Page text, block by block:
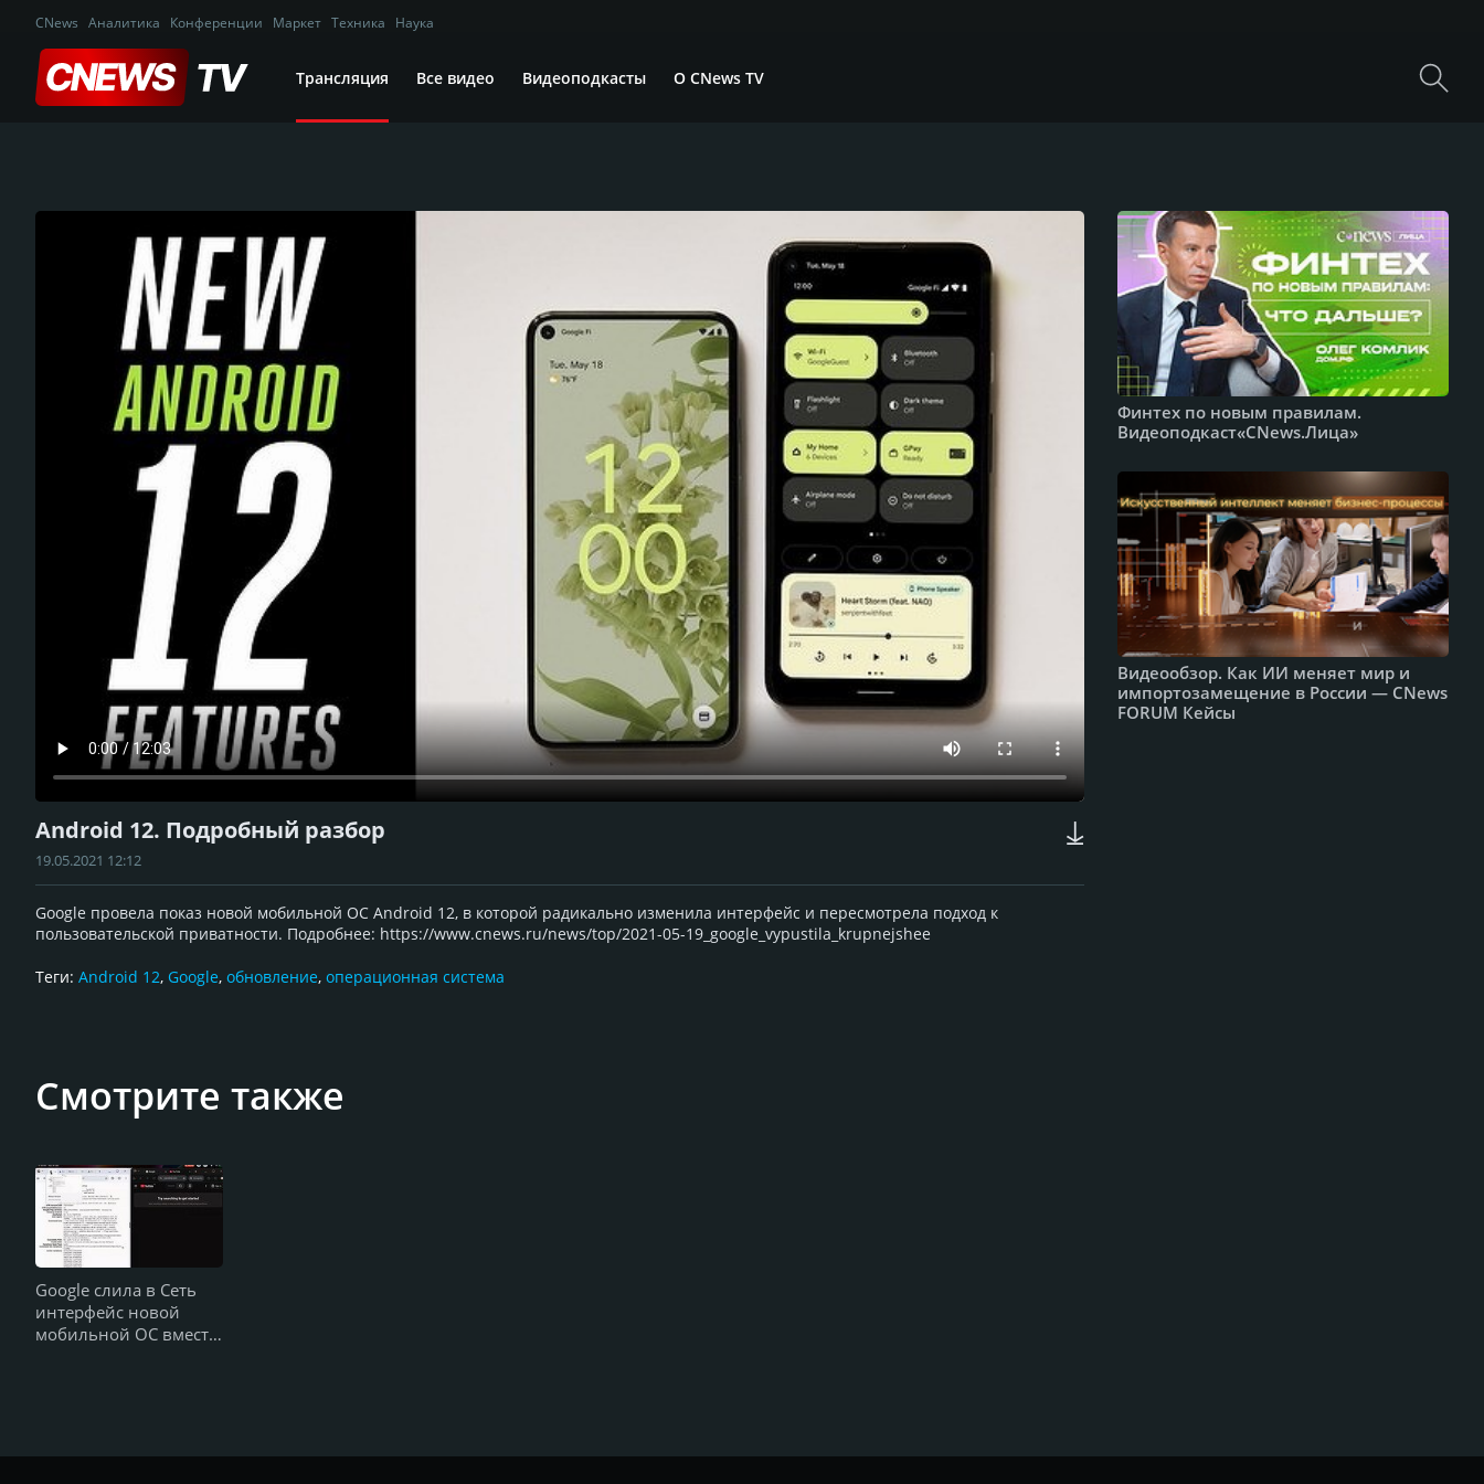
CNews Аналитика Конференции Маркет Техника Наука
Трансляция Все видео Видеоподкасты О CNews TV
Android 12. Подробный разбор
19.05.2021 12:12
Google провела показ новой мобильной ОС Android 12, в которой радикально изменила интерфейс и пересмотрела подход к
пользовательской приватности. Подробнее: https://www.cnews.ru/news/top/2021-05-19_google_vypustila_krupnejshee
Теги: Android 12, Google, обновление, операционная система
Смотрите также
Google слила в Сеть
интерфейс новой
мобильной ОС вместо
Финтех по новым правилам.
Видеоподкаст«CNews.Лица»
Видеообзор. Как ИИ меняет мир и
импортозамещение в России — CNews
FORUM Кейсы